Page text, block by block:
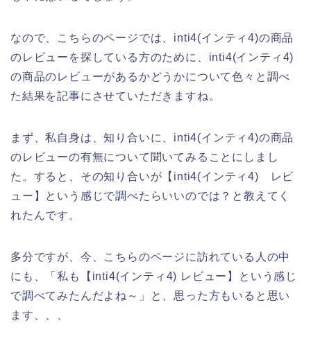
なので、こちらのページでは、inti4(インティ4)の商品
のレビューを探している方のために、inti4(インティ4)
の商品のレビューがあるかどうかについて色々と調べ
た結果を記事にさせていただきますね。
まず、私自身は、知り合いに、inti4(インティ4)の商品
のレビューの有無について聞いてみることにしまし
た。すると、その知り合いが【inti4(インティ4) レビ
ュー】という感じで調べたらいいのでは？と教えてく
れたんです。
多分ですが、今、こちらのページに訪れている人の中
にも、「私も【inti4(インティ4) レビュー】という感じ
で調べてみたんだよね～」と、思った方もいると思い
ます、、、